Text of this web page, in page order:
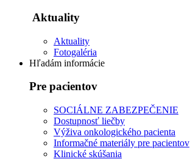
Aktuality
Aktuality
Fotogaléria
Hľadám informácie
Pre pacientov
SOCIÁLNE ZABEZPEČENIE
Dostupnosť liečby
Výživa onkologického pacienta
Informačné materiály pre pacientov
Klinické skúšania